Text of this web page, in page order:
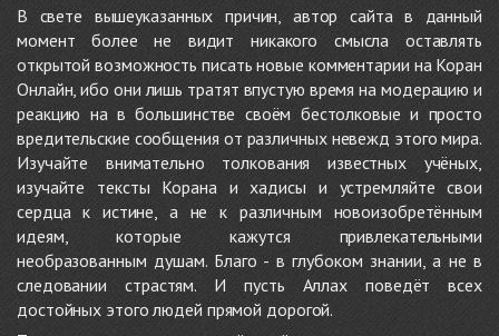
В свете вышеуказанных причин, автор сайта в данный
момент более не видит никакого смысла оставлять
открытой возможность писать новые комментарии на Коран
Онлайн, ибо они лишь тратят впустую время на модерацию и
реакцию на в большинстве своём бестолковые и просто
вредительские сообщения от различных невежд этого мира.
Изучайте внимательно толкования известных учёных,
изучайте тексты Корана и хадисы и устремляйте свои
сердца к истине, а не к различным новоизобретённым
идеям, которые кажутся привлекательными
необразованным душам. Благо - в глубоком знании, а не в
следовании страстям. И пусть Аллах поведёт всех
достойных этого людей прямой дорогой.